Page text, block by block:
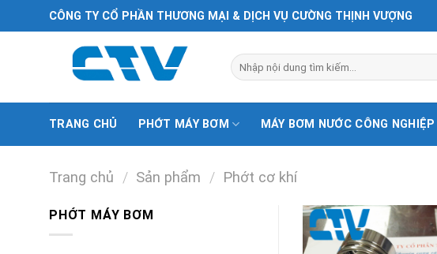
đến
CÔNG TY CỔ PHẦN THƯƠNG MẠI & DỊCH VỤ CƯỜNG THỊNH VƯỢNG
Tìm
kiếm:
TRANG CHỦ PHỚT MÁY BƠM MÁY BƠM NƯỚC CÔNG NGHIỆP
Trang chủ / Sản phẩm / Phớt cơ khí
PHỚT MÁY BƠM